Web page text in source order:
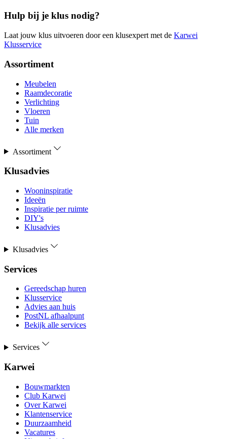
Hulp bij je klus nodig?
Laat jouw klus uitvoeren door een klusexpert met de Karwei
Klusservice
Assortiment
Meubelen
Raamdecoratie
Verlichting
Vloeren
Tuin
Alle merken
Assortiment
Klusadvies
Wooninspiratie
Ideeën
Inspiratie per ruimte
DIY's
Klusadvies
Klusadvies
Services
Gereedschap huren
Klusservice
Advies aan huis
PostNL afhaalpunt
Bekijk alle services
Services
Karwei
Bouwmarkten
Club Karwei
Over Karwei
Klantenservice
Duurzaamheid
Vacatures